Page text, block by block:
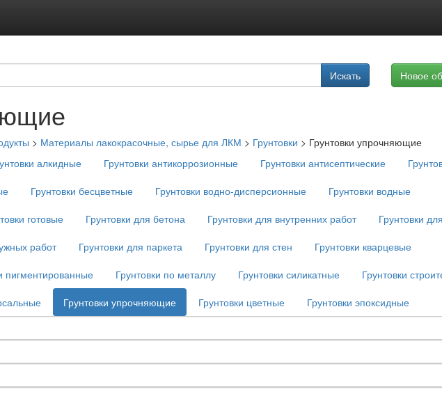
Искать Новое
> Материалы лакокрасочные, сырье для ЛКМ > Грунтовки > Грунтовки упрочняющие
алкидные Грунтовки антикоррозионные Грунтовки антисептические
Грунтовки бесцветные Грунтовки водно-дисперсионные
Грунтовки водные
готовые Грунтовки для бетона Грунтовки для внутренних работ
Грунтовки
работ Грунтовки для паркета Грунтовки для стен
Грунтовки кварцевые
пигментированные Грунтовки по металлу Грунтовки силикатные
Грунтовки
Грунтовки упрочняющие Грунтовки цветные Грунтовки эпоксидные